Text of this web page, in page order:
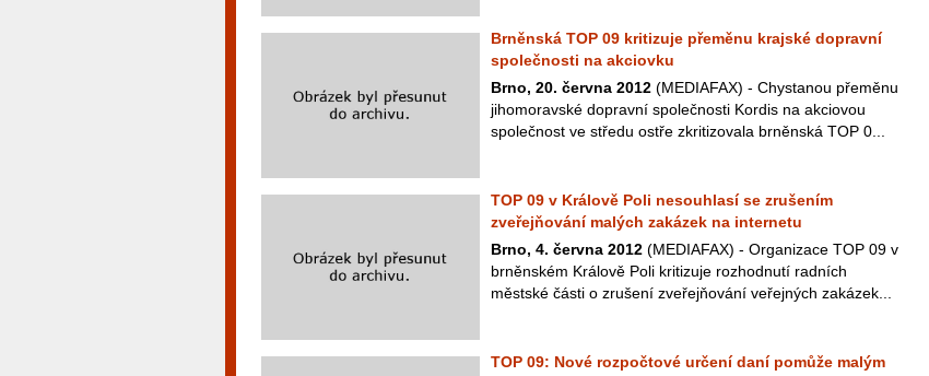
Brněnská TOP 09 kritizuje přeměnu krajské dopravní
společnosti na akciovku
Brno, 20. června 2012 (MEDIAFAX) - Chystanou přeměnu
jihomoravské dopravní společnosti Kordis na akciovou
společnost ve středu ostře zkritizovala brněnská TOP 0...
TOP 09 v Králově Poli nesouhlasí se zrušením
zveřejňování malých zakázek na internetu
Brno, 4. června 2012 (MEDIAFAX) - Organizace TOP 09 v
brněnském Králově Poli kritizuje rozhodnutí radních
městské části o zrušení zveřejňování veřejných zakázek...
TOP 09: Nové rozpočtové určení daní pomůže malým